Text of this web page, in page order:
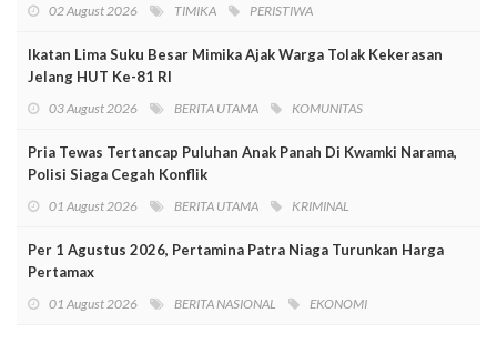
02 August 2026 TIMIKA PERISTIWA
Ikatan Lima Suku Besar Mimika Ajak Warga Tolak Kekerasan
Jelang HUT Ke-81 RI
03 August 2026 BERITA UTAMA KOMUNITAS
Pria Tewas Tertancap Puluhan Anak Panah Di Kwamki Narama,
Polisi Siaga Cegah Konflik
01 August 2026 BERITA UTAMA KRIMINAL
Per 1 Agustus 2026, Pertamina Patra Niaga Turunkan Harga
Pertamax
01 August 2026 BERITA NASIONAL EKONOMI